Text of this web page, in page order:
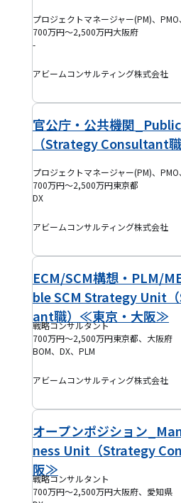
プロジェクトマネージャー(PM)、
700万円～2,500万円大阪府
-
アビームコンサルティング株式会社
官公庁・公共機関
（Strategy Consultant
プロジェクトマネージャー(PM)、
700万円～2,500万円東京都
DX
アビームコンサルティング株式会社
ECM/SCM構想・PLM/
ble SCM Strategy Unit
ant職）≪東京・大阪≫
戦略コンサルタント
700万円～2,500万円東京都、大阪府
BOM、DX、PLM
アビームコンサルティング株式会社
オープンポジション
ness Unit（Strategy
阪≫
戦略コンサルタント
700万円～2,500万円大阪府、愛知県